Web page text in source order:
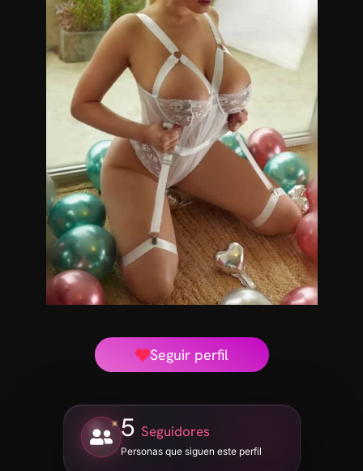
Masajistas en Belgrano
Seguir perfil
5 Seguidores
Personas que siguen este perfil